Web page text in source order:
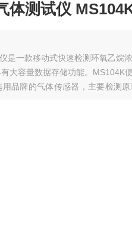
体测试仪
是一款移动式快速检测环氧乙烷
大容量数据存储功能。MS104K
品牌的气体传感器，主要检测